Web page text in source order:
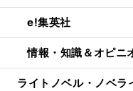
e!集英社
情報・知識＆オピ
ライトノベル・ノベラ